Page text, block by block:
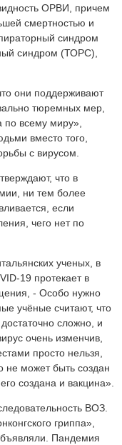
ОРВИ, причем
смертностью и
синдром
синдром (ТОРС),
они поддерживают
тюремных мер,
по всему миру»,
вместо того,
с вирусом.
что в
ни тем более
если
чего нет по
ученых, в
19 протекает в
- Особо нужно
учёные считают, что
сложно, и
очень изменчив,
просто нельзя,
не может быть создан
создана и вакцина».
ВОЗ.
гриппа»,
Пандемия